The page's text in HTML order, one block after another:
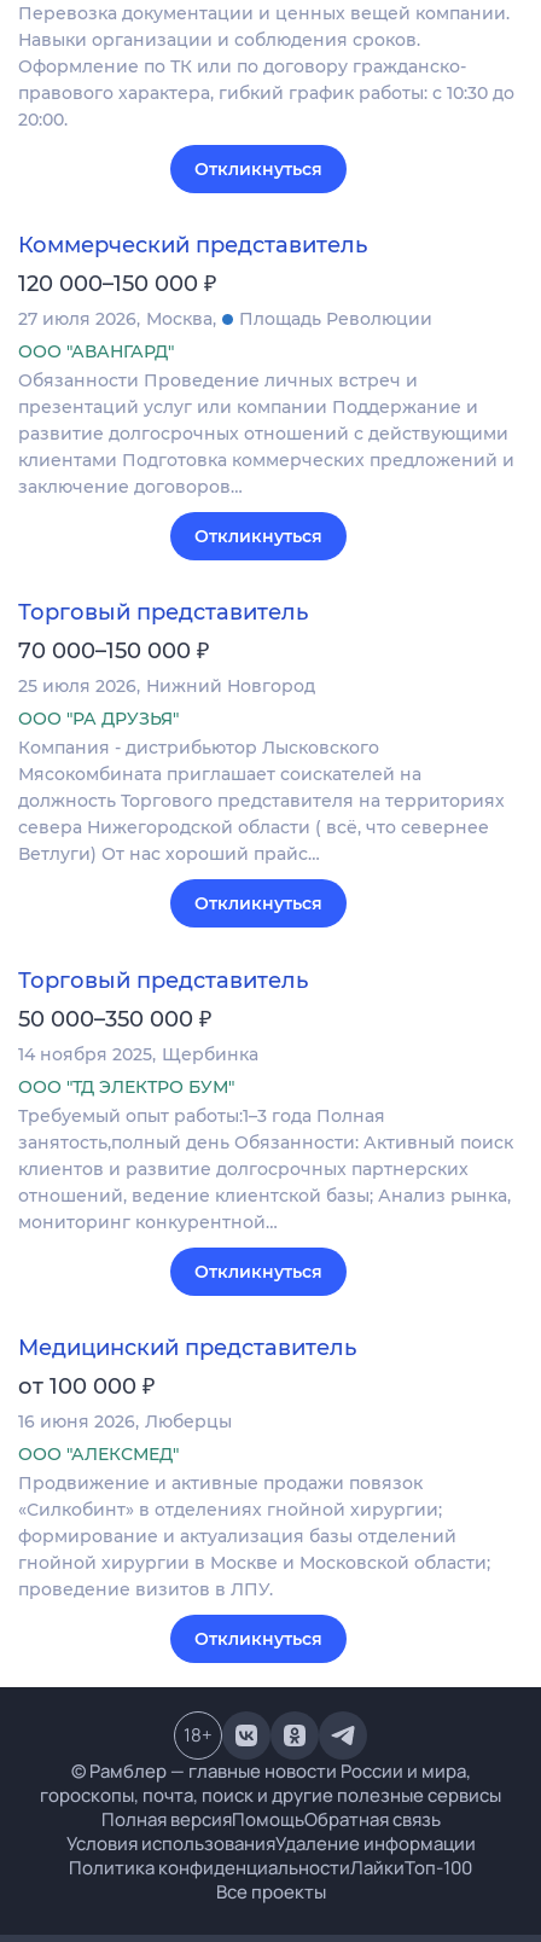
Перевозка документации и ценных вещей компании.
Навыки организации и соблюдения сроков.
Оформление по ТК или по договору гражданско-
правового характера, гибкий график работы: с 10:30 до
20:00.
Откликнуться
Коммерческий представитель
120 000–150 000 ₽
27 июля 2026 Москва
Площадь Революции
ООО "АВАНГАРД"
Обязанности Проведение личных встреч и
презентаций услуг или компании Поддержание и
развитие долгосрочных отношений с действующими
клиентами Подготовка коммерческих предложений и
заключение договоров…
Откликнуться
Торговый представитель
70 000–150 000 ₽
25 июля 2026 Нижний Новгород
ООО "РА ДРУЗЬЯ"
Компания - дистрибьютор Лысковского
Мясокомбината приглашает соискателей на
должность Торгового представителя на территориях
севера Нижегородской области ( всё, что севернее
Ветлуги) От нас хороший прайс…
Откликнуться
Торговый представитель
50 000–350 000 ₽
14 ноября 2025 Щербинка
ООО "ТД ЭЛЕКТРО БУМ"
Требуемый опыт работы:1–3 года Полная
занятость,полный день Обязанности: Активный поиск
клиентов и развитие долгосрочных партнерских
отношений, ведение клиентской базы; Анализ рынка,
мониторинг конкурентной…
Откликнуться
Медицинский представитель
от 100 000 ₽
16 июня 2026 Люберцы
ООО "АЛЕКСМЕД"
Продвижение и активные продажи повязок
«Силкобинт» в отделениях гнойной хирургии;
формирование и актуализация базы отделений
гнойной хирургии в Москве и Московской области;
проведение визитов в ЛПУ.
Откликнуться
© Рамблер — главные новости России и мира,
гороскопы, почта, поиск и другие полезные сервисы
Полная версияПомощьОбратная связь
Условия использованияУдаление информации
Политика конфиденциальностиЛайкиТоп-100
Все проекты
18+